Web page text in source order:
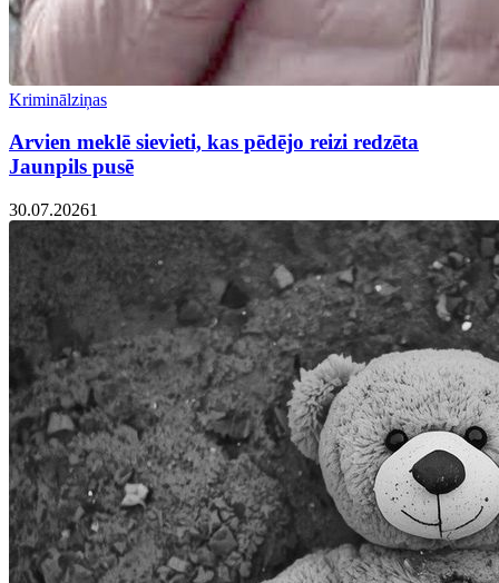
Kriminālziņas
Arvien meklē sievieti, kas pēdējo reizi redzēta
Jaunpils pusē
30.07.20261